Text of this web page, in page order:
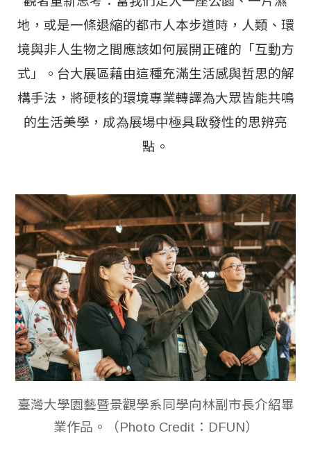
地，或是一條退縮的都市人本步道時，人類、環
境與非人生物之間應該如何展開正確的「互動方
式」。台大展區藉由這種充滿生活感與哲思的解
構手法，將硬核的環境專業轉譯為大眾皆能共鳴
的生活美學，成為展場中極具啟發性的思辨亮
點。
臺灣大學園藝暨景觀學系同學向林副市長介紹畢
業作品。（Photo Credit：DFUN）